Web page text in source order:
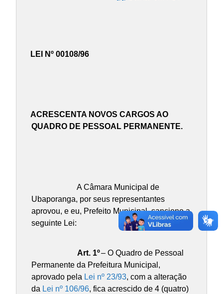
LEI Nº 00108/96
ACRESCENTA NOVOS CARGOS AO
QUADRO DE PESSOAL PERMANENTE.
A Câmara Municipal de
Ubaporanga, por seus representantes
aprovou, e eu, Prefeito Municipal, sanciono a
seguinte Lei:
Art. 1º– O Quadro de Pessoal
Permanente da Prefeitura Municipal,
aprovado pela Lei nº 23/93, com a alteração
da Lei nº 106/96, fica acrescido de 4 (quatro)